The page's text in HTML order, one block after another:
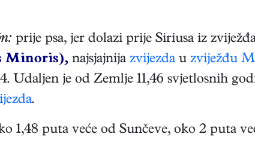
prije psa, jer dolazi prije Siriusa iz
Minoris), najsjajnija zvijezda u zviježđu
Udaljen je od Zemlje 11,46 svjetlosnih
.
1,48 puta veće od Sunčeve, oko 2 puta